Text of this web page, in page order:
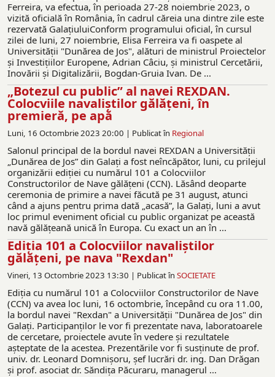
Ferreira, va efectua, în perioada 27-28 noiembrie 2023, o
vizită oficială în România, în cadrul căreia una dintre zile este
rezervată GalațiuluiConform programului oficial, în cursul
zilei de luni, 27 noiembrie, Elisa Ferreira va fi oaspete al
Universităţii "Dunărea de Jos", alături de ministrul Proiectelor
și Investițiilor Europene, Adrian Câciu, și ministrul Cercetării,
Inovării și Digitalizării, Bogdan-Gruia Ivan. De ...
„Botezul cu public” al navei REXDAN.
Colocviile navaliștilor gălățeni, în
premieră, pe apă
Luni, 16 Octombrie 2023 20:00 | Publicat în Regional
Salonul principal de la bordul navei REXDAN a Universității
„Dunărea de Jos” din Galați a fost neîncăpător, luni, cu prilejul
organizării ediției cu numărul 101 a Colocviilor
Constructorilor de Nave gălățeni (CCN). Lăsând deoparte
ceremonia de primire a navei făcută pe 31 august, atunci
când a ajuns pentru prima dată „acasă”, la Galați, luni a avut
loc primul eveniment oficial cu public organizat pe această
navă gălățeană unică în Europa. Cu exact un an în ...
Ediția 101 a Colocviilor navaliștilor
gălățeni, pe nava "Rexdan"
Vineri, 13 Octombrie 2023 13:30 | Publicat în SOCIETATE
Ediția cu numărul 101 a Colocviilor Constructorilor de Nave
(CCN) va avea loc luni, 16 octombrie, începând cu ora 11.00,
la bordul navei "Rexdan" a Universității "Dunărea de Jos" din
Galați. Participanților le vor fi prezentate nava, laboratoarele
de cercetare, proiectele avute în vedere și rezultatele
așteptate de la acestea. Prezentările vor fi susținute de prof.
univ. dr. Leonard Domnișoru, șef lucrări dr. ing. Dan Drăgan
și prof. asociat dr. Săndița Păcuraru, managerul ...